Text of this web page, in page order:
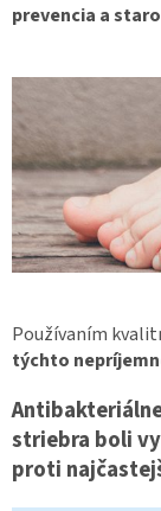
prevencia a
Používaním
týchto
striebra boli
proti